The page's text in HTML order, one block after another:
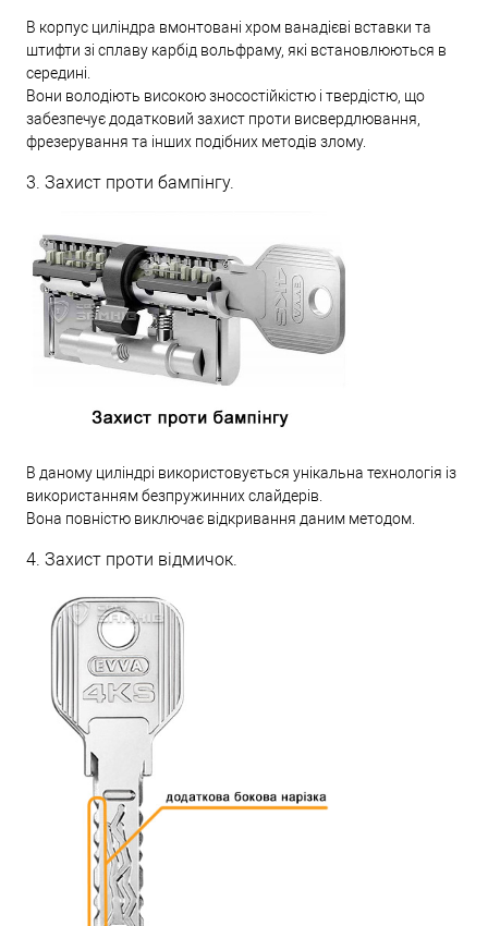
В корпус циліндра вмонтовані хром ванадієві вставки та
штифти зі сплаву карбід вольфраму, які встановлюються в
середині.
Вони володіють високою зносостійкістю і твердістю, що
забезпечує додатковий захист проти висвердлювання,
фрезерування та інших подібних методів злому.
3. Захист проти бампінгу.
В даному циліндрі використовується унікальна технологія із
використанням безпружинних слайдерів.
Вона повністю виключає відкривання даним методом.
4. Захист проти відмичок.